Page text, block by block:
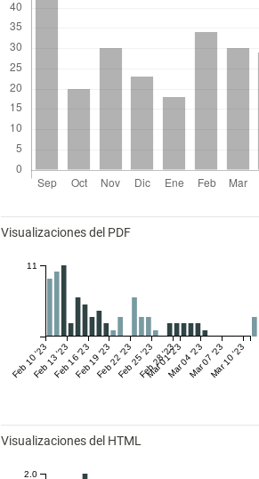
Visualizaciones del PDF
Feb 10 '23Feb 13 '23Feb 16 '23Feb 19 '23Feb 22 '23Feb 25 '23Feb 28 '23
Mar 01 '23Mar 04 '23Mar 07 '23Mar 10 '23
11
Visualizaciones del HTML
2.0